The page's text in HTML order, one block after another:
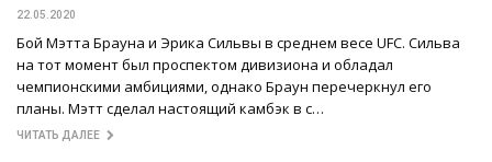
22.05.2020
Бой Мэтта Брауна и Эрика Сильвы в среднем весе UFC. Сильва
на тот момент был проспектом дивизиона и обладал
чемпионскими амбициями, однако Браун перечеркнул его
планы. Мэтт сделал настоящий камбэк в с…
ЧИТАТЬ ДАЛЕЕ